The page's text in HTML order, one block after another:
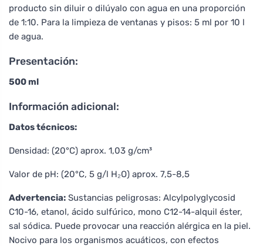
producto sin diluir o dilúyalo con agua en una proporción
de 1:10. Para la limpieza de ventanas y pisos: 5 ml por 10 l
de agua.
Presentación:
500 ml
Información adicional:
Datos técnicos:
Densidad: (20°C) aprox. 1,03 g/cm³
Valor de pH: (20°C, 5 g/l H₂O) aprox. 7,5-8,5
Advertencia: Sustancias peligrosas: Alcylpolyglycosid
C10-16, etanol, ácido sulfúrico, mono C12-14-alquil éster,
sal sódica. Puede provocar una reacción alérgica en la piel.
Nocivo para los organismos acuáticos, con efectos